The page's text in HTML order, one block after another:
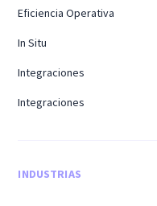
Eficiencia Operativa
In Situ
Integraciones
Integraciones
INDUSTRIAS